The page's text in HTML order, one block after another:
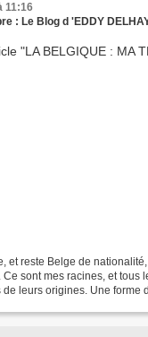
11:16
: Le Blog d 'EDDY
et reste Belge de
sont mes racines, et tous
leurs origines. Une forme